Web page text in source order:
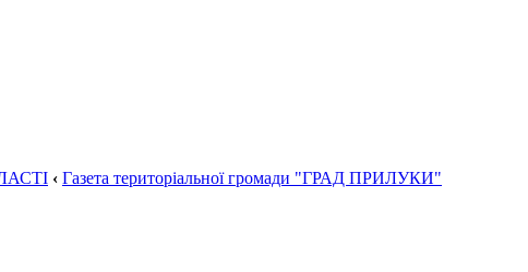
‹ Газета територіальної громади "ГРАД ПРИЛУКИ"